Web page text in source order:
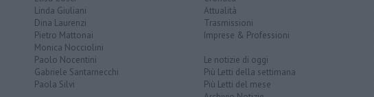
Linda Giuliani
Dina Laurenzi
Pietro Mattonai
Monica Nocciolini
Paolo Nocentini
Gabriele Santarnecchi
Paola Silvi
Attualità
Trasmissioni
Imprese & Professioni
Le notizie di oggi
Più Letti della settimana
Più Letti del mese